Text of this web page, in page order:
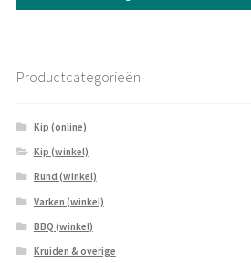
€ 54,90
Productcategorieën
Kip (online)
Kip (winkel)
Rund (winkel)
Varken (winkel)
BBQ (winkel)
Kruiden & overige